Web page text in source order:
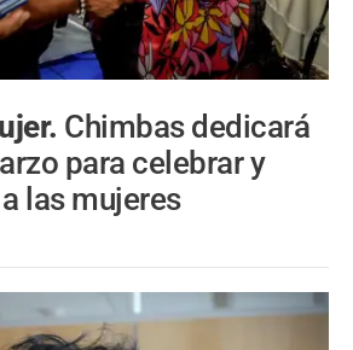
Chimbas dedicará
para celebrar y
las mujeres